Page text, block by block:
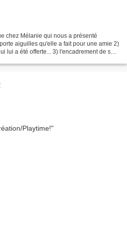
chez Mélanie qui nous a présenté
aiguilles qu'elle a fait pour une amie 2)
lui a été offerte... 3) l'encadrement de son